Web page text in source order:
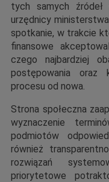
tych samych
urzędnicy
spotkanie, w trakcie
finansowe
czego najbardziej
postępowania oraz
procesu od nowa.
Strona społeczna
wyznaczenie
podmiotów
również
rozwiązań
priorytetowe